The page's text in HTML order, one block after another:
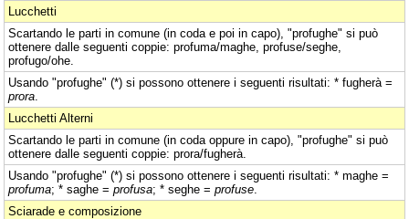
Lucchetti
Scartando le parti in comune (in coda e poi in capo), "profughe" si può
ottenere dalle seguenti coppie: profuma/maghe, profuse/seghe,
profugo/ohe.
Usando "profughe" (*) si possono ottenere i seguenti risultati: * fugherà =
prora
Lucchetti Alterni
Scartando le parti in comune (in coda oppure in capo), "profughe" si può
ottenere dalle seguenti coppie: prora/fugherà.
Usando "profughe" (*) si possono ottenere i seguenti risultati: * maghe =
profuma; * saghe = profusa; * seghe = profuse
Sciarade e composizione